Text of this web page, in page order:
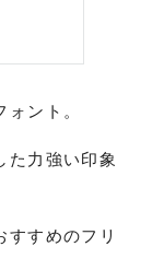
ント。
た力強い印象
すすめのフリ